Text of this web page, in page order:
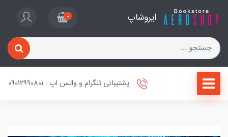
ایروشاپ 0
پشتیبانی تلگرام و واتس اپ : 09012990801